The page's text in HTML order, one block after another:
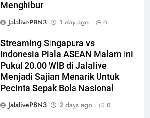
Menghibur
JalalivePBN3
1 day ago 0
Streaming Singapura vs
Indonesia Piala ASEAN Malam Ini
Pukul 20.00 WIB di Jalalive
Menjadi Sajian Menarik Untuk
Pecinta Sepak Bola Nasional
JalalivePBN3
2 days ago 0